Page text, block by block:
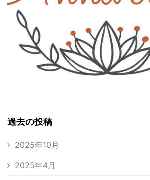
過去の投稿
2025年10月
2025年4月